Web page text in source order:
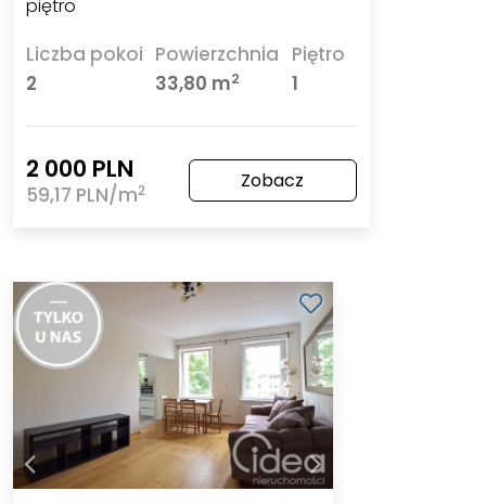
piętro
Liczba pokoi
2
Powierzchnia
33,80 m2
Piętro
1
2 000 PLN
59,17 PLN/m2 Zobacz